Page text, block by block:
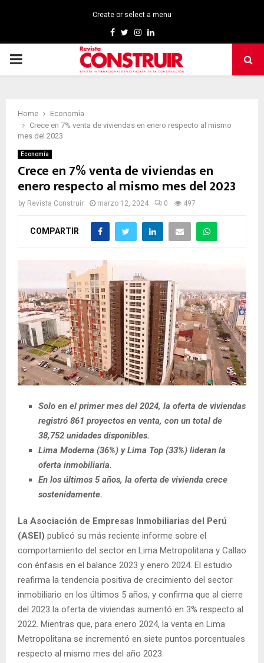
Create or select a menu
Facebook
TwitterInstagram
Linkedin
PRIMARY
Home
Economía
Crece en 7% venta de viviendas en enero respecto al mismo
mes del 2023
Economía
Crece en 7% venta de viviendas en
enero respecto al mismo mes del 2023
by Revista Construir marzo 12, 2024 0 497
COMPARTIR
Solo en el primer mes del 2024, la oferta de viviendas
registró 861 proyectos en venta, con un total de
38,752 unidades disponibles.
Lima Moderna (36%) y Lima Top (33%) lideran la
oferta inmobiliaria.
En los últimos 5 años, la oferta de vivienda crece
sostenidamente.
La Asociación de Empresas Inmobiliarias del Perú
(ASEI) publicó su más reciente informe sobre el
comportamiento del sector en Lima Metropolitana y Callao
con énfasis en el balance 2023 y enero 2024. El estudio
reafirma la tendencia positiva de crecimiento del sector
inmobiliario en los últimos 5 años, y confirma que al cierre
del 2023 la oferta de viviendas aumentó en 3% respecto al
2022. Mientras que, para enero 2024, la venta en Lima
Metropolitana se incrementó en siete puntos porcentuales
respecto al mismo mes del año 2023.